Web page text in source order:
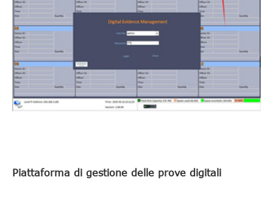
Piattaforma di gestione delle prove digitali